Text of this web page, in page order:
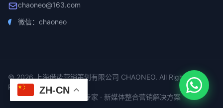
chaoneo@163.com
微信：chaoneo
© 2026 上海借势营销策划有限公司 CHAONEO. All Rights
Reserved.
全域数字营销专家 · 新媒体整合营销解决方案
ZH-CN